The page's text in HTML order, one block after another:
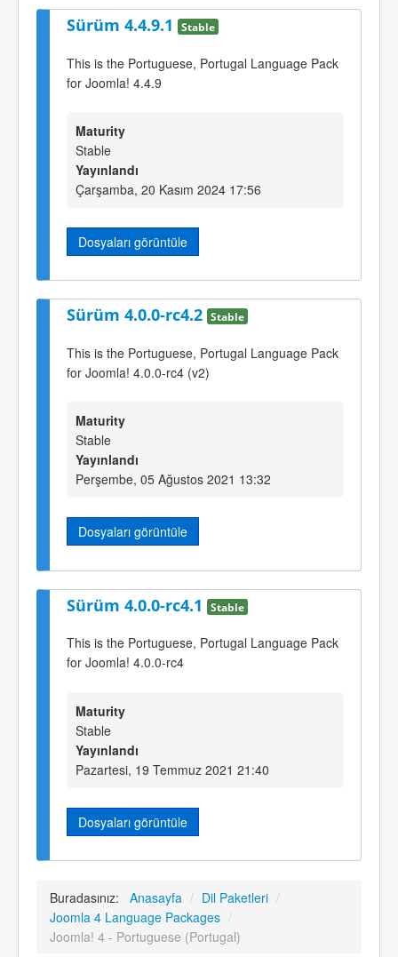
Sürüm 4.4.9.1 Stable
This is the Portuguese, Portugal Language Pack
for Joomla! 4.4.9
Maturity
Stable
Yayınlandı
Çarşamba, 20 Kasım 2024 17:56
Dosyaları görüntüle
Sürüm 4.0.0-rc4.2 Stable
This is the Portuguese, Portugal Language Pack
for Joomla! 4.0.0-rc4 (v2)
Maturity
Stable
Yayınlandı
Perşembe, 05 Ağustos 2021 13:32
Dosyaları görüntüle
Sürüm 4.0.0-rc4.1 Stable
This is the Portuguese, Portugal Language Pack
for Joomla! 4.0.0-rc4
Maturity
Stable
Yayınlandı
Pazartesi, 19 Temmuz 2021 21:40
Dosyaları görüntüle
Buradasınız: Anasayfa / Dil Paketleri /
Joomla 4 Language Packages /
Joomla! 4 - Portuguese (Portugal)